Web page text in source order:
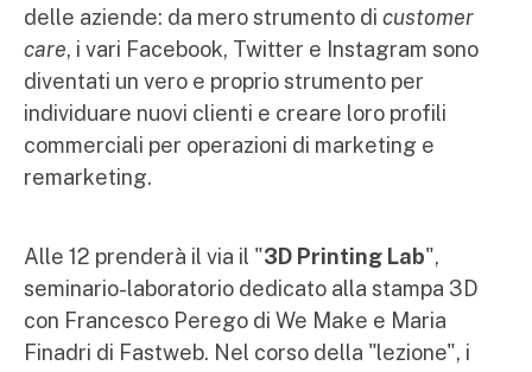
delle aziende: da mero strumento di customer
care, i vari Facebook, Twitter e Instagram sono
diventati un vero e proprio strumento per
individuare nuovi clienti e creare loro profili
commerciali per operazioni di marketing e
remarketing.
Alle 12 prenderà il via il "3D Printing Lab",
seminario-laboratorio dedicato alla stampa 3D
con Francesco Perego di We Make e Maria
Finadri di Fastweb. Nel corso della "lezione", i